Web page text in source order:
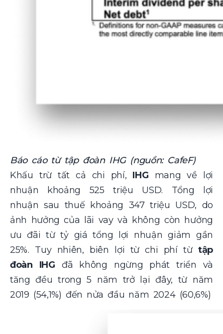
Báo cáo từ tập đoàn IHG (nguồn: CafeF)
Khấu trừ tất cả chi phí, IHG mang về lợi
nhuận khoảng 525 triệu USD. Tổng lợi
nhuận sau thuế khoảng 347 triệu USD, do
ảnh hưởng của lãi vay và không còn hưởng
ưu đãi từ tỷ giá tổng lợi nhuận giảm gần
25%. Tuy nhiên, biên lợi từ chi phí từ tập
đoàn IHG đã không ngừng phát triển và
tăng đều trong 5 năm trở lại đây, từ năm
2019 (54,1%) đến nửa đầu năm 2024 (60,6%)